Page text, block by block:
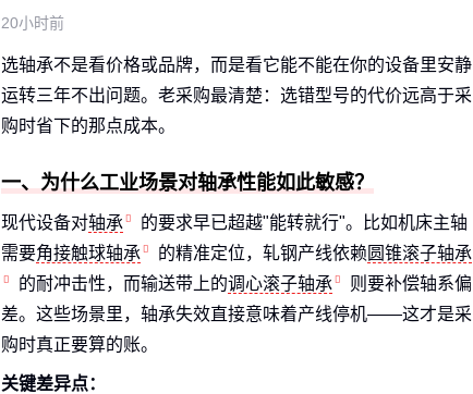
20小时前
选轴承不是看价格或品牌，而是看它能不能在你的设备里安静
运转三年不出问题。老采购最清楚：选错型号的代价远高于采
购时省下的那点成本。
一、为什么工业场景对轴承性能如此敏感？
现代设备对轴承
的要求早已超越"能转就行"。比如机床主轴
需要角接触球轴承 的精准定位，轧钢产线依赖 圆锥滚子轴承
的耐冲击性，而输送带上的调心滚子轴承
则要补偿轴系偏
差。这些场景里，轴承失效直接意味着产线停机——这才是采
购时真正要算的账。
关键差异点：